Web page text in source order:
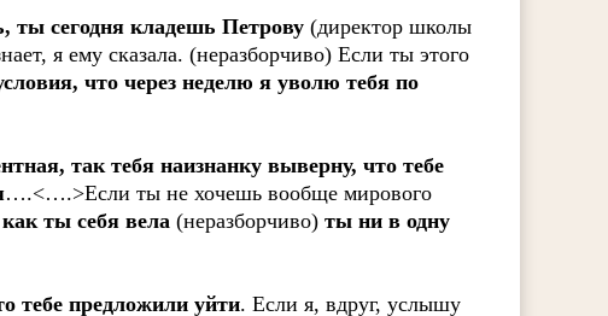
ты сегодня кладешь Петрову (директор школы
я ему сказала. (неразборчиво) Если ты этого
что через неделю я уволю тебя по
так тебя наизнанку выверну, что тебе
….<….>Если ты не хочешь вообще мирового
как ты себя вела(неразборчиво)ты ни в одну
тебе предложили уйти. Если я, вдруг, услышу